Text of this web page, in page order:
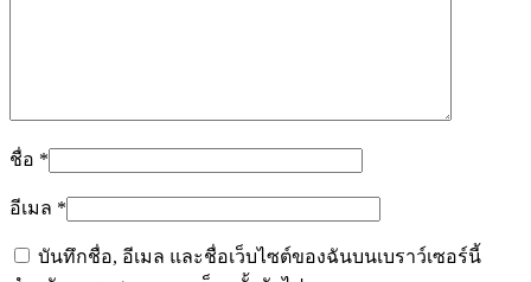
ชื่อ *
อีเมล *
บันทึกชื่อ, อีเมล และชื่อเว็บไซต์ของฉันบนเบราว์เซอร์นี้